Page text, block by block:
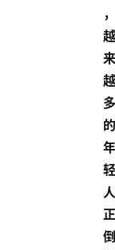
，
越
来
越
多
的
年
轻
人
正
倒